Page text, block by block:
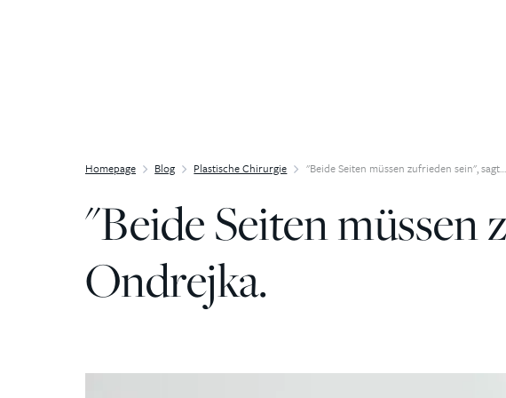
Homepage Blog Plastische Chirurgie "Beide Seiten müssen zufrieden sein", sagt…
"Beide Seiten müssen
Ondrejka.